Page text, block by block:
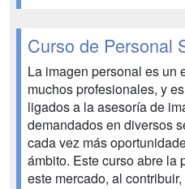
Curso de Personal
La imagen personal es un
muchos profesionales, y
ligados a la asesoría de
demandados en diversos
cada vez más
ámbito. Este curso abre la
este mercado, al